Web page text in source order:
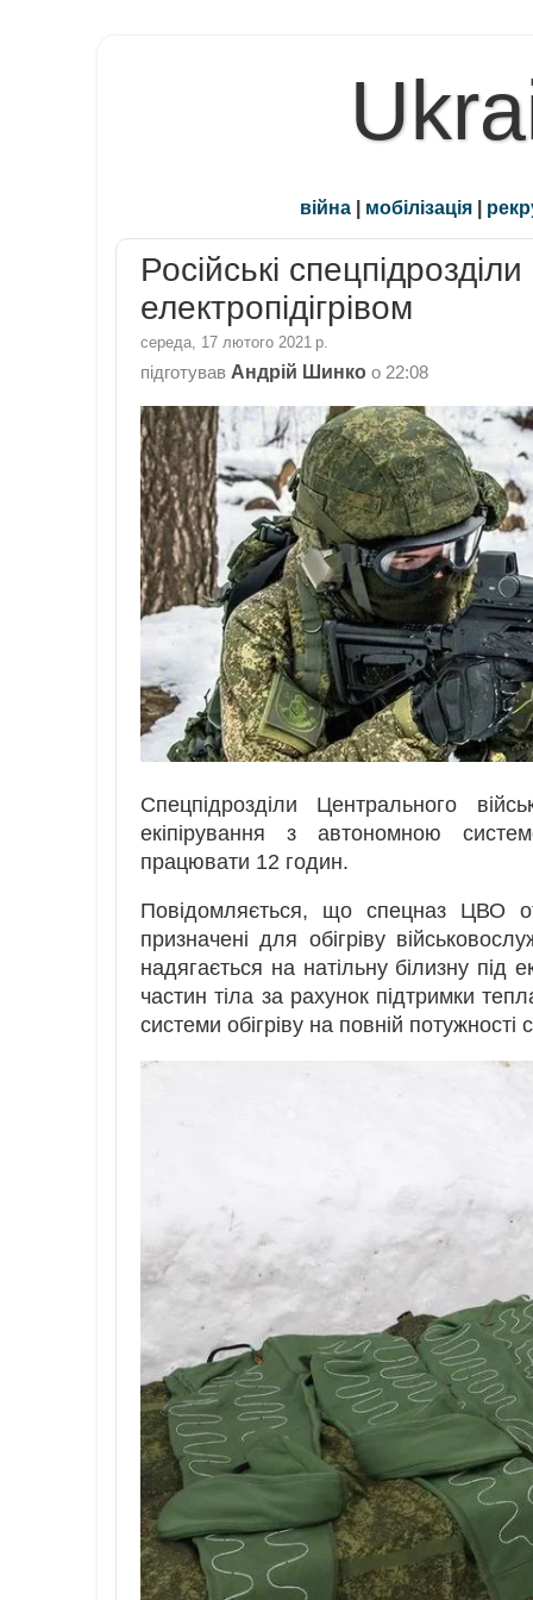
війна | мобілізація |
Російські
електропідігрівом
середа, 17 лютого 2021 р.
підготував Андрій Шинко о 22:08
Спецпідрозділи Центрального
екіпірування з автономною
працювати 12 годин.
Повідомляється, що спецназ ЦВО
призначені для обігріву
надягається на натільну білизну під
частин тіла за рахунок підтримки
системи обігріву на повній